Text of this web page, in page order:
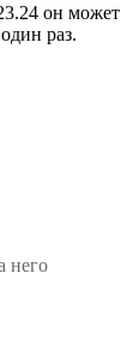
он может
раз.
него